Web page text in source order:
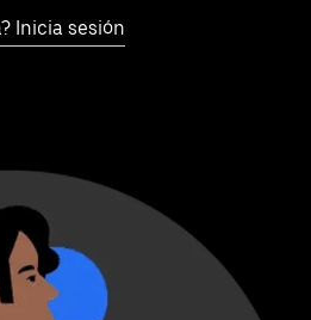
Inicia sesión